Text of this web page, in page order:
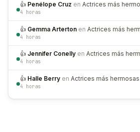
👍 Penélope Cruz en Actrices más
4 horas
👍 Gemma Arterton en Actrices más
4 horas
👍 Jennifer Conelly en Actrices más
4 horas
👍 Halle Berry en Actrices más
4 horas